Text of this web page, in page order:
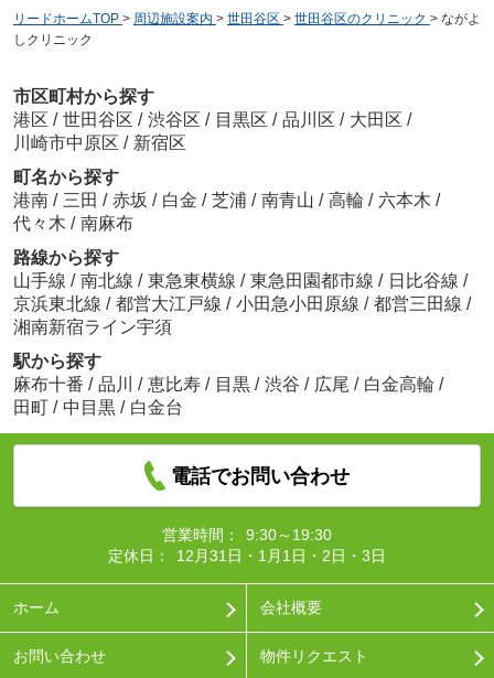
リードホームTOP > 周辺施設案内 > 世田谷区 > 世田谷区のクリニック > ながよ
しクリニック
市区町村から探す
港区 / 世田谷区 / 渋谷区 / 目黒区 / 品川区 / 大田区 /
川崎市中原区 / 新宿区
町名から探す
港南 / 三田 / 赤坂 / 白金 / 芝浦 / 南青山 / 高輪 / 六本木 /
代々木 / 南麻布
路線から探す
山手線 / 南北線 / 東急東横線 / 東急田園都市線 / 日比谷線 /
京浜東北線 / 都営大江戸線 / 小田急小田原線 / 都営三田線 /
湘南新宿ライン宇須
駅から探す
麻布十番 / 品川 / 恵比寿 / 目黒 / 渋谷 / 広尾 / 白金高輪 /
田町 / 中目黒 / 白金台
電話でお問い合わせ
営業時間：
9:30～19:30
定休日：
12月31日・1月1日・2日・3日
ホーム 会社概要
お問い合わせ 物件リクエスト